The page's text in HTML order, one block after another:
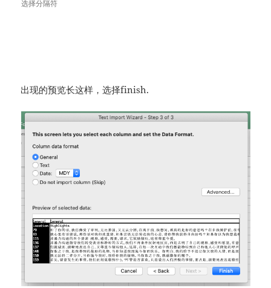
选择分隔符
出现的预览长这样，选择finish.